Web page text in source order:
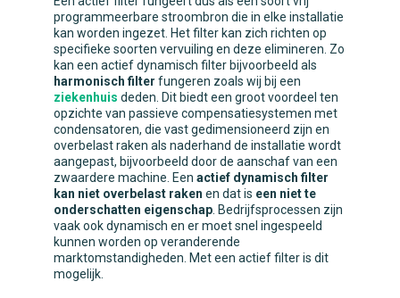
programmeerbare stroombron die in elke installatie
kan worden ingezet. Het filter kan zich richten op
specifieke soorten vervuiling en deze elimineren. Zo
kan een actief dynamisch filter bijvoorbeeld als
harmonisch filter fungeren zoals wij bij een
ziekenhuis deden. Dit biedt een groot voordeel ten
opzichte van passieve compensatiesystemen met
condensatoren, die vast gedimensioneerd zijn en
overbelast raken als naderhand de installatie wordt
aangepast, bijvoorbeeld door de aanschaf van een
zwaardere machine. Een actief dynamisch filter
kan niet overbelast raken en dat is een niet te
onderschatten eigenschap . Bedrijfsprocessen zijn
vaak ook dynamisch en er moet snel ingespeeld
kunnen worden op veranderende
marktomstandigheden. Met een actief filter is dit
mogelijk.